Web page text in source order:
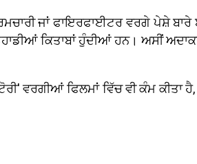
ਜਾਂ ਫਾਇਰਫਾਈਟਰ ਵਰਗੇ ਪੇਸ਼ੇ
ਕਿਤਾਬਾਂ ਹੁੰਦੀਆਂ ਹਨ। ਅਸੀਂ
ਵਰਗੀਆਂ ਫਿਲਮਾਂ ਵਿੱਚ ਵੀ ਕੰਮ ਕੀਤਾ